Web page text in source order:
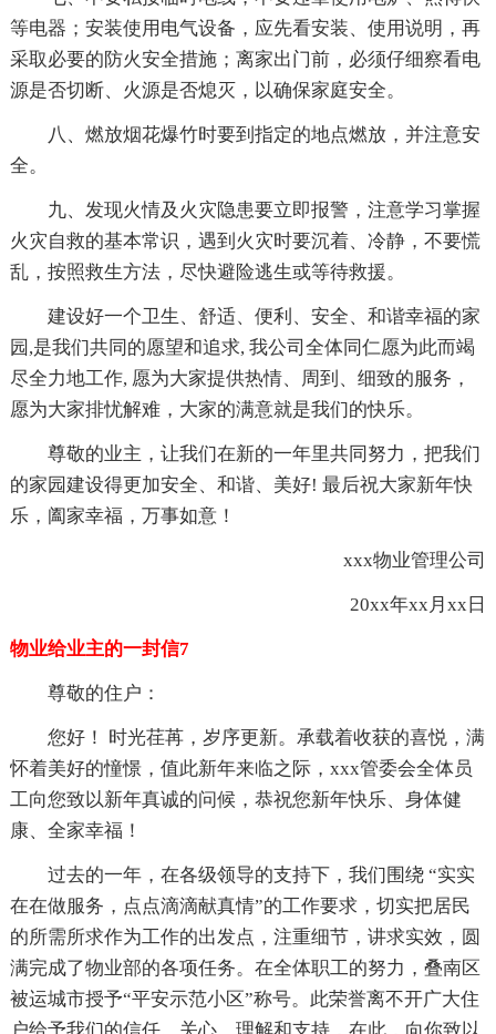
等电器；安装使用电气设备，应先看安装、使用说明，再
采取必要的防火安全措施；离家出门前，必须仔细察看电
源是否切断、火源是否熄灭，以确保家庭安全。
八、燃放烟花爆竹时要到指定的地点燃放，并注意安
全。
九、发现火情及火灾隐患要立即报警，注意学习掌握
火灾自救的基本常识，遇到火灾时要沉着、冷静，不要慌
乱，按照救生方法，尽快避险逃生或等待救援。
建设好一个卫生、舒适、便利、安全、和谐幸福的家
园,是我们共同的愿望和追求, 我公司全体同仁愿为此而竭
尽全力地工作, 愿为大家提供热情、周到、细致的服务，
愿为大家排忧解难，大家的满意就是我们的快乐。
尊敬的业主，让我们在新的一年里共同努力，把我们
的家园建设得更加安全、和谐、美好! 最后祝大家新年快
乐，阖家幸福，万事如意！
xxx物业管理公司
20xx年xx月xx日
物业给业主的一封信7
尊敬的住户：
您好！ 时光荏苒，岁序更新。承载着收获的喜悦，满
怀着美好的憧憬，值此新年来临之际，xxx管委会全体员
工向您致以新年真诚的问候，恭祝您新年快乐、身体健
康、全家幸福！
过去的一年，在各级领导的支持下，我们围绕 “实实
在在做服务，点点滴滴献真情”的工作要求，切实把居民
的所需所求作为工作的出发点，注重细节，讲求实效，圆
满完成了物业部的各项任务。在全体职工的努力，叠南区
被运城市授予“平安示范小区”称号。此荣誉离不开广大住
户给予我们的信任、关心、理解和支持，在此，向你致以